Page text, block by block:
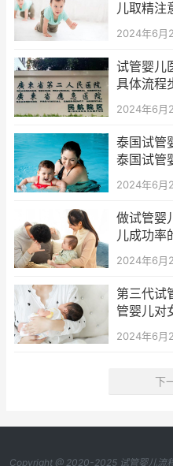
儿取精注
2024年6月
试管婴儿
具体流程
2024年6月
泰国试管
泰国试管
2024年6月
做试管婴
儿成功率
2024年6月
第三代试
管婴儿对
2024年6月
下
Copyright @ 2020-2025 试管婴儿流